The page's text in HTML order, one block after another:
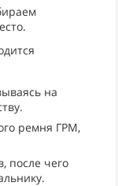
на
ремня ГРМ,
после чего